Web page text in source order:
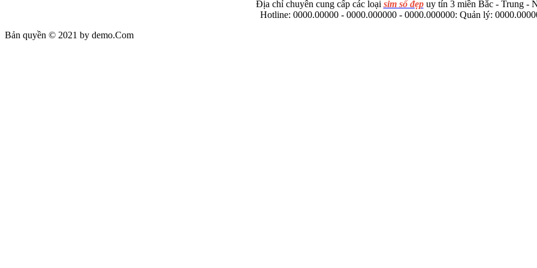
Địa chỉ chuyên cung cấp các loại sim số đẹpuy tín 3 miền Bắc - Trung -
Hotline: 0000.00000 - 0000.000000 - 0000.000000: Quản lý:
Bản quyền © 2021 by demo.Com